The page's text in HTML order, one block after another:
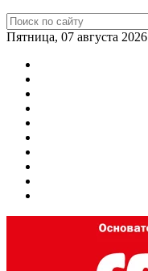
Пятница, 07 августа 2026